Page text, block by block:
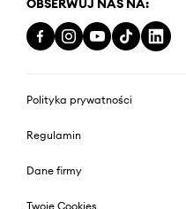
OBSERWUJ NAS NA:
Polityka prywatności
Regulamin
Dane firmy
Twoje Cookies